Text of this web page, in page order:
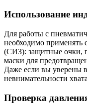
Использование
Для работы с
необходимо применять
(СИЗ): защитные очки,
маски для
Даже если вы уверены
невнимательности
Проверка